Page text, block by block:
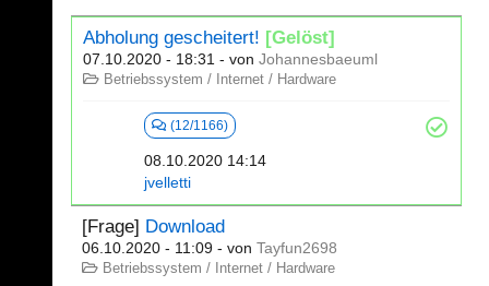
Abholung gescheitert! [Gelöst]
07.10.2020 - 18:31 - von Johannesbaeuml
Betriebssystem / Internet / Hardware
(12/1166)
08.10.2020 14:14
jvelletti
[Frage] Download
06.10.2020 - 11:09 - von Tayfun2698
Betriebssystem / Internet / Hardware